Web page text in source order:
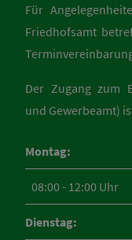
Für
Friedhofsamt
Der Zugang zum
und Gewerbeamt)
Montag:
08:00 - 12:00 Uhr
Dienstag: